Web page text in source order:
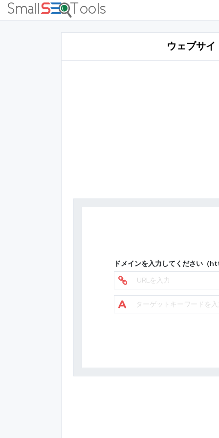
ウェブサ
ドメインを入力してください（